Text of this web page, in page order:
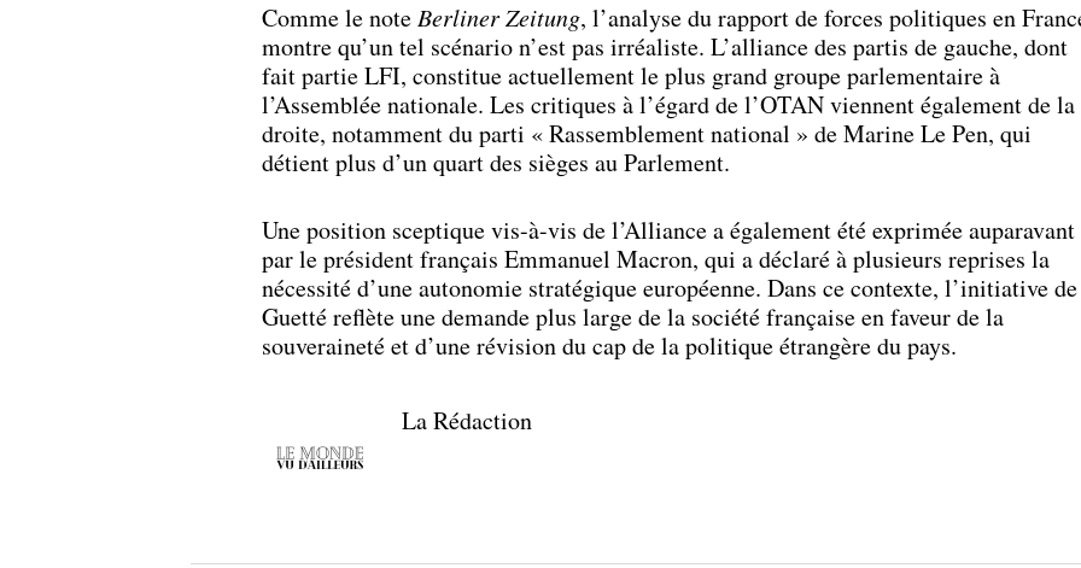
Comme le note Berliner Zeitung, l’analyse du rapport de forces politiques en
montre qu’un tel scénario n’est pas irréaliste. L’alliance des partis de gauche, dont
fait partie LFI, constitue actuellement le plus grand groupe parlementaire à
l’Assemblée nationale. Les critiques à l’égard de l’OTAN viennent également de la
droite, notamment du parti « Rassemblement national » de Marine Le Pen, qui
détient plus d’un quart des sièges au Parlement.
Une position sceptique vis-à-vis de l’Alliance a également été exprimée auparavant
par le président français Emmanuel Macron, qui a déclaré à plusieurs reprises la
nécessité d’une autonomie stratégique européenne. Dans ce contexte, l’initiative de
Guetté reflète une demande plus large de la société française en faveur de la
souveraineté et d’une révision du cap de la politique étrangère du pays.
La Rédaction